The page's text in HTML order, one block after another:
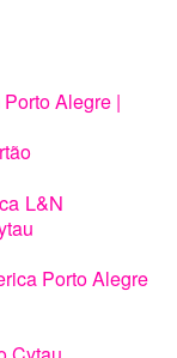
Alegre |
L&N
Porto Alegre